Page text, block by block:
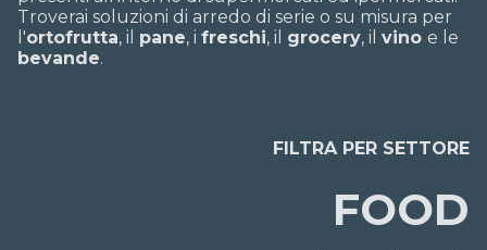
Troverai soluzioni di arredo di serie o su misura per
l'ortofrutta, il pane, i freschi, il grocery, il vino e le
bevande.
FILTRA PER SETTORE
FOOD